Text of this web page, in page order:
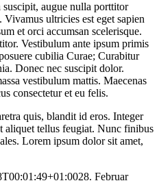
augue nulla porttitor
ultricies est eget sapien
et orci accumsan scelerisque.
Vestibulum ante ipsum primis
cubilia Curae; Curabitur
Donec nec suscipit dolor.
vestibulum mattis. Maecenas
consectetur et eu felis.
quis, blandit id eros. Integer
aliquet tellus feugiat. Nunc finibus
Lorem ipsum dolor sit amet,
28. Februar